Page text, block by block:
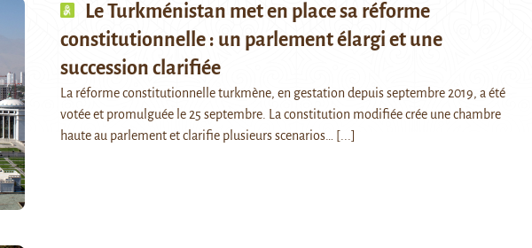
Le Turkménistan met en place sa réforme
constitutionnelle : un parlement élargi et une
succession clarifiée
La réforme constitutionnelle turkmène, en gestation depuis septembre 2019, a été
votée et promulguée le 25 septembre. La constitution modifiée crée une chambre
haute au parlement et clarifie plusieurs scenarios…
[...]